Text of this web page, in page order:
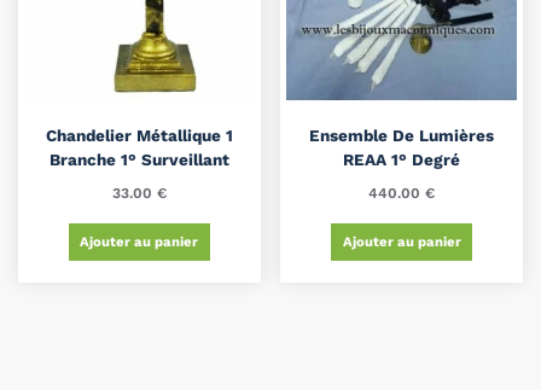
Chandelier Métallique 1
Branche 1° Surveillant
33.00 €
Ajouter au panier
Ensemble De Lumières
REAA 1° Degré
440.00€
Ajouter au panier